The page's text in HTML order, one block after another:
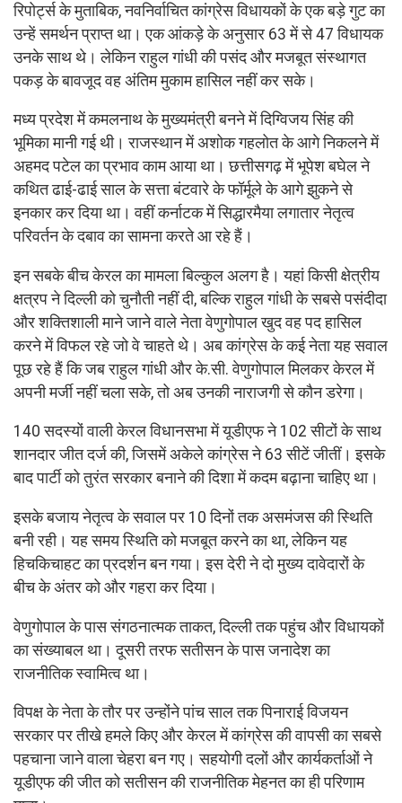
रिपोर्ट्स के मुताबिक, नवनिर्वाचित कांग्रेस विधायकों के एक बड़े गुट का
उन्हें समर्थन प्राप्त था। एक आंकड़े के अनुसार 63 में से 47 विधायक
उनके साथ थे। लेकिन राहुल गांधी की पसंद और मजबूत संस्थागत
पकड़ के बावजूद वह अंतिम मुकाम हासिल नहीं कर सके।
मध्य प्रदेश में कमलनाथ के मुख्यमंत्री बनने में दिग्विजय सिंह की
भूमिका मानी गई थी। राजस्थान में अशोक गहलोत के आगे निकलने में
अहमद पटेल का प्रभाव काम आया था। छत्तीसगढ़ में भूपेश बघेल ने
कथित ढाई-ढाई साल के सत्ता बंटवारे के फॉर्मूले के आगे झुकने से
इनकार कर दिया था। वहीं कर्नाटक में सिद्धारमैया लगातार नेतृत्व
परिवर्तन के दबाव का सामना करते आ रहे हैं।
इन सबके बीच केरल का मामला बिल्कुल अलग है। यहां किसी क्षेत्रीय
क्षत्रप ने दिल्ली को चुनौती नहीं दी, बल्कि राहुल गांधी के सबसे पसंदीदा
और शक्तिशाली माने जाने वाले नेता वेणुगोपाल खुद वह पद हासिल
करने में विफल रहे जो वे चाहते थे। अब कांग्रेस के कई नेता यह सवाल
पूछ रहे हैं कि जब राहुल गांधी और के.सी. वेणुगोपाल मिलकर केरल में
अपनी मर्जी नहीं चला सके, तो अब उनकी नाराजगी से कौन डरेगा।
140 सदस्यों वाली केरल विधानसभा में यूडीएफ ने 102 सीटों के साथ
शानदार जीत दर्ज की, जिसमें अकेले कांग्रेस ने 63 सीटें जीतीं। इसके
बाद पार्टी को तुरंत सरकार बनाने की दिशा में कदम बढ़ाना चाहिए था।
इसके बजाय नेतृत्व के सवाल पर 10 दिनों तक असमंजस की स्थिति
बनी रही। यह समय स्थिति को मजबूत करने का था, लेकिन यह
हिचकिचाहट का प्रदर्शन बन गया। इस देरी ने दो मुख्य दावेदारों के
बीच के अंतर को और गहरा कर दिया।
वेणुगोपाल के पास संगठनात्मक ताकत, दिल्ली तक पहुंच और विधायकों
का संख्याबल था। दूसरी तरफ सतीसन के पास जनादेश का
राजनीतिक स्वामित्व था।
विपक्ष के नेता के तौर पर उन्होंने पांच साल तक पिनाराई विजयन
सरकार पर तीखे हमले किए और केरल में कांग्रेस की वापसी का सबसे
पहचाना जाने वाला चेहरा बन गए। सहयोगी दलों और कार्यकर्ताओं ने
यूडीएफ की जीत को सतीसन की राजनीतिक मेहनत का ही परिणाम